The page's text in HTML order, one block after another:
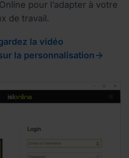
pour l’adapter à votre
de travail.
la vidéo
la personnalisation